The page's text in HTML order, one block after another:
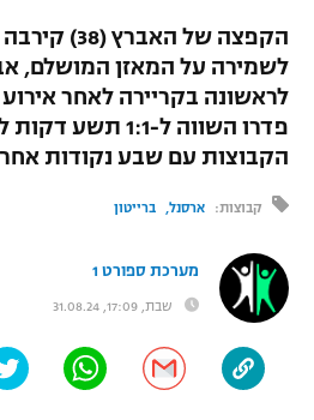
תוצאות
לוח שידורים
"מעל הליגה" – פודקאסט
"מחצית בשכונה" – פודקאסט
הפועל תל אביב
הפועל חיפה
הפועל באר שבע
מכבי נתניה
בני יהודה
ליגה טורקית
ליגה סינית
דני אבדיה
ג'ודו
אגרוף
ספורט אולימפי
UFC
היאבקות WWE
אופניים
הקפצה של
לשמירה על המאזן המושלם,
פדרו השווה ל-1:1
הקבוצות עם שבע נקודות
קבוצות: ארסנל ברייטון
מערכת ספורט 1
שבת, 17:09, 31.08.24